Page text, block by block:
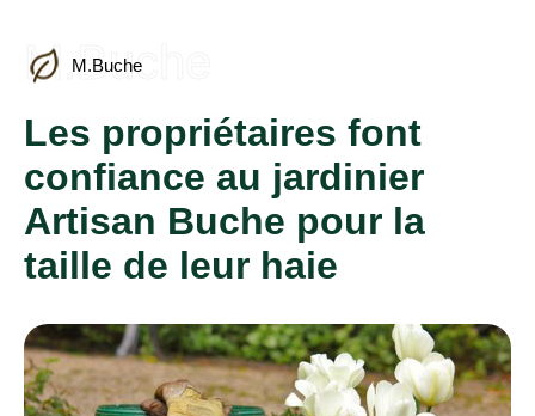
M.Buche
M.Buche
Les propriétaires font
confiance au jardinier
Artisan Buche pour la
taille de leur haie